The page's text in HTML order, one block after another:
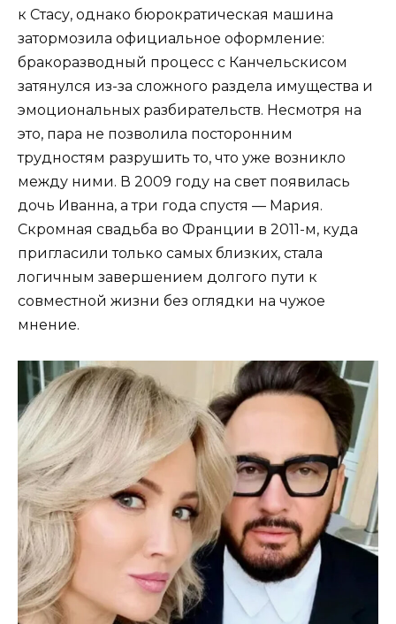
к Стасу, однако бюрократическая машина
затормозила официальное оформление:
бракоразводный процесс с Канчельскисом
затянулся из-за сложного раздела имущества и
эмоциональных разбирательств. Несмотря на
это, пара не позволила посторонним
трудностям разрушить то, что уже возникло
между ними. В 2009 году на свет появилась
дочь Иванна, а три года спустя — Мария.
Скромная свадьба во Франции в 2011-м, куда
пригласили только самых близких, стала
логичным завершением долгого пути к
совместной жизни без оглядки на чужое
мнение.